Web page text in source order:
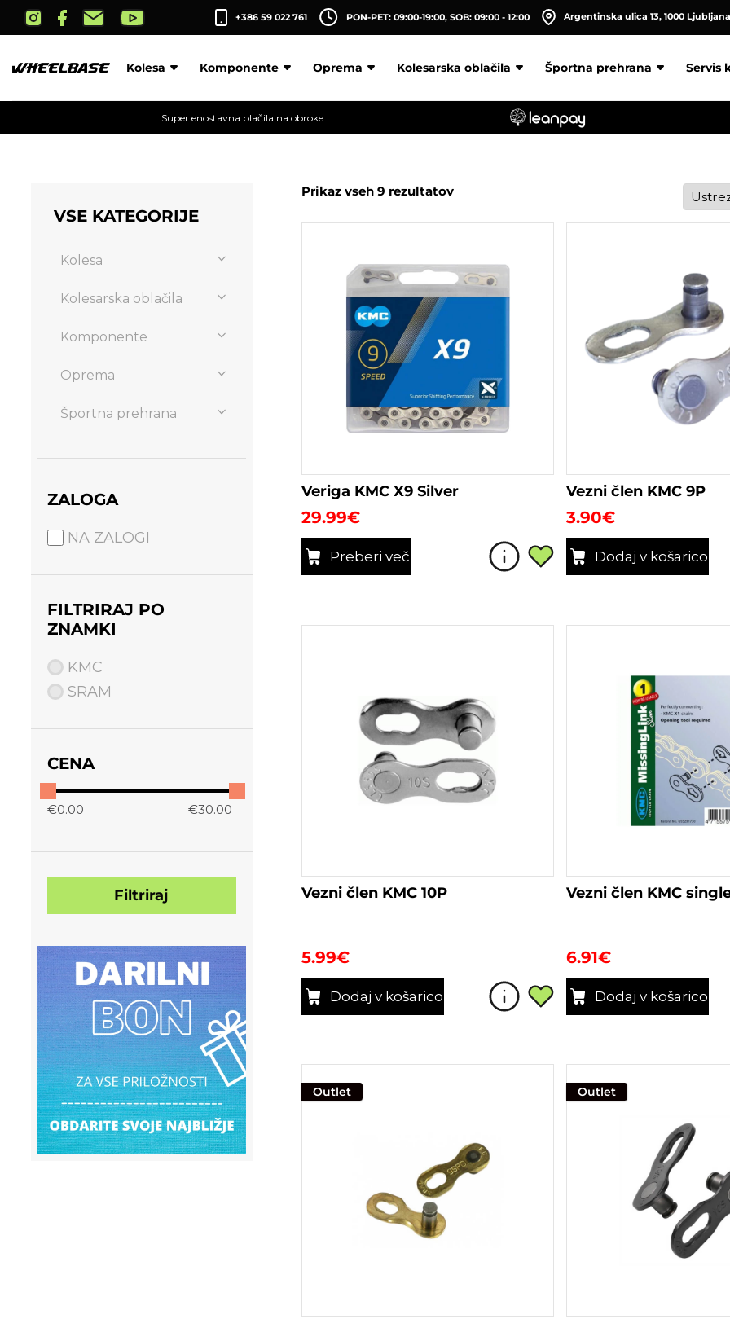
content
+386 59 022 761 PON-PET: 09:00-19:00, SOB: 09:00 - 12:00 Argentinska ulica 13, 1000 Ljubljana
Kolesa Komponente Oprema Kolesarska oblačila Športna prehrana Servis
Super enostavna plačila na obroke
Prikaz vseh 9 rezultatov
Veriga KMC X9 Silver
29.99€
Preberi več
Vezni člen KMC 9P
3.90€
Dodaj v košarico
Vezni člen KMC 10P
5.99€
Dodaj v košarico
Vezni člen KMC
6.91€
Dodaj v košarico
Outlet Outlet
VSE KATEGORIJE
Kolesa
Kolesarska oblačila
Komponente
Oprema
Športna prehrana
ZALOGA
NA ZALOGI
FILTRIRAJ PO
ZNAMKI
KMC
SRAM
CENA
€0.00 €30.00
Filtriraj